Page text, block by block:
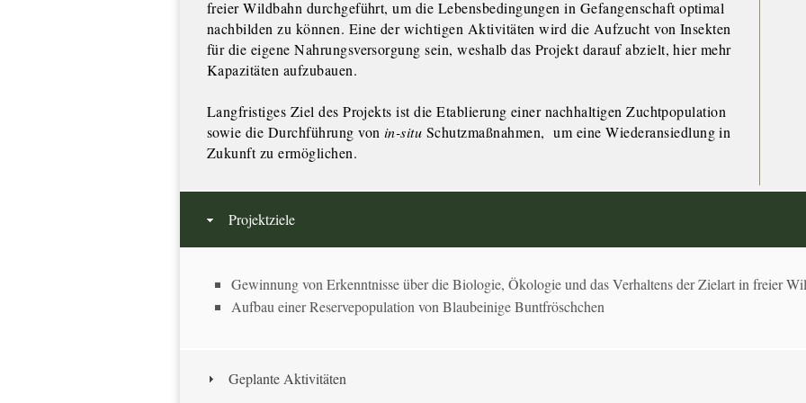
freier Wildbahn durchgeführt, um die Lebensbedingungen in Gefangenschaft optimal
nachbilden zu können. Eine der wichtigen Aktivitäten wird die Aufzucht von Insekten
für die eigene Nahrungsversorgung sein, weshalb das Projekt darauf abzielt, hier mehr
Kapazitäten aufzubauen.
Langfristiges Ziel des Projekts ist die Etablierung einer nachhaltigen Zuchtpopulation
sowie die Durchführung von in-situ Schutzmaßnahmen, um eine Wiederansiedlung in
Zukunft zu ermöglichen.
Projektziele
Gewinnung von Erkenntnisse über die Biologie, Ökologie und das Verhaltens der Zielart in freier
Aufbau einer Reservepopulation von Blaubeinige Buntfröschchen
Geplante Aktivitäten